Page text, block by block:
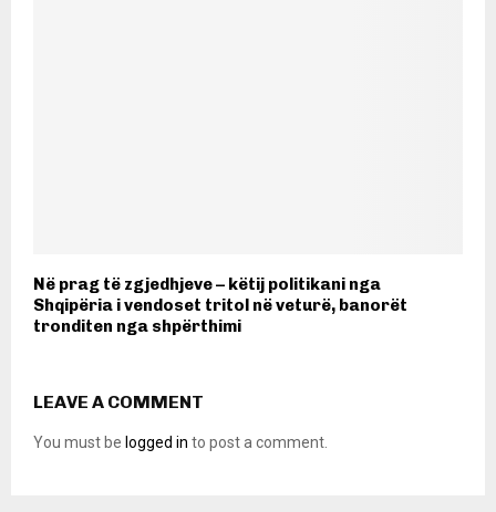
Në prag të zgjedhjeve – këtij politikani nga
Shqipëria i vendoset tritol në veturë, banorët
tronditen nga shpërthimi
LEAVE A COMMENT
You must be logged in to post a comment.